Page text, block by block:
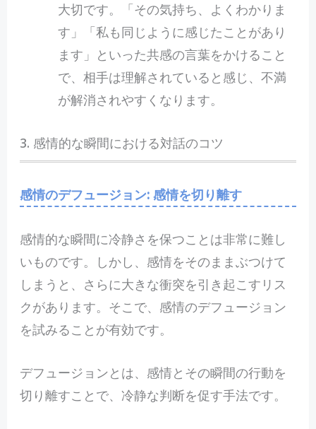
大切です。「その気持ち、よくわかりま
す」「私も同じように感じたことがあり
ます」といった共感の言葉をかけること
で、相手は理解されていると感じ、不満
が解消されやすくなります。
3. 感情的な瞬間における対話のコツ
感情のデフュージョン: 感情を切り離す
感情的な瞬間に冷静さを保つことは非常に難し
いものです。しかし、感情をそのままぶつけて
しまうと、さらに大きな衝突を引き起こすリス
クがあります。そこで、感情のデフュージョン
を試みることが有効です。
デフュージョンとは、感情とその瞬間の行動を
切り離すことで、冷静な判断を促す手法です。